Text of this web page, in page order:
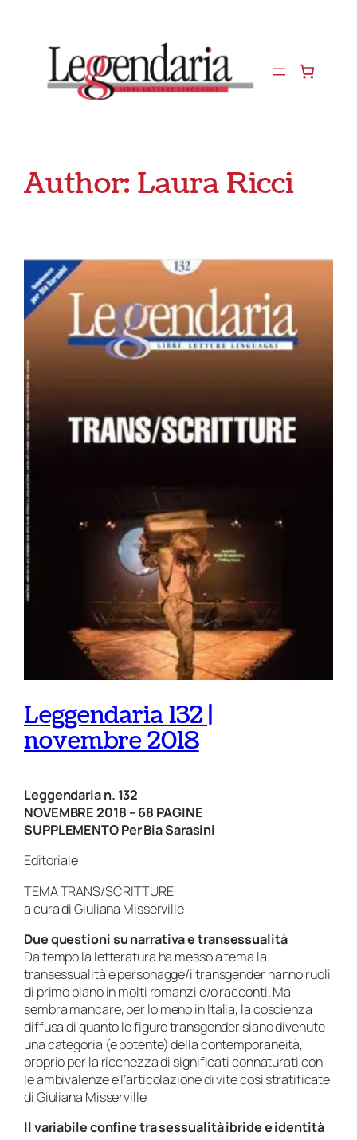
contenuto
Author:Laura Ricci
Leggendaria 132 |
novembre 2018
Leggendaria n. 132
NOVEMBRE 2018 – 68 PAGINE
SUPPLEMENTO Per Bia Sarasini
Editoriale
TEMA TRANS/SCRITTURE
a cura di Giuliana Misserville
Due questioni su narrativa e transessualità
Da tempo la letteratura ha messo a tema la
transessualità e personagge/i transgender hanno ruoli
di primo piano in molti romanzi e/o racconti. Ma
sembra mancare, per lo meno in Italia, la coscienza
diffusadi quanto le figure transgender siano divenute
una categoria (e potente) della contemporaneità,
proprio per la ricchezza di significati connaturati con
le ambivalenze e l’articolazione di vite così stratificate
di Giuliana Misserville
Il variabile confine tra sessualità ibride e identità